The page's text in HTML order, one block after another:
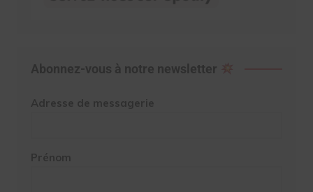
Abonnez-vous à notre newsletter
Adresse de messagerie
Prénom